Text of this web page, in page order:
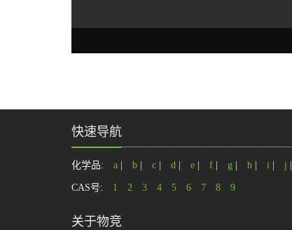
快速导航
化学品: a b c d e f g h i j
CAS号: 1 2 3 4 5 6 7 8 9
关于物竞